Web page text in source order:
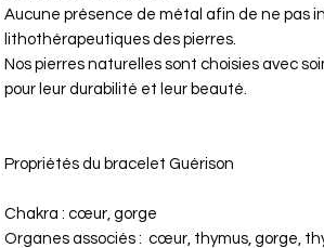
Aucune présence de métal afin de ne pas
lithothérapeutiques des pierres.
Nos pierres naturelles sont choisies avec
pour leur durabilité et leur beauté.
Propriétés du bracelet Guérison
Chakra : cœur, gorge
Organes associés : cœur, thymus, gorge,